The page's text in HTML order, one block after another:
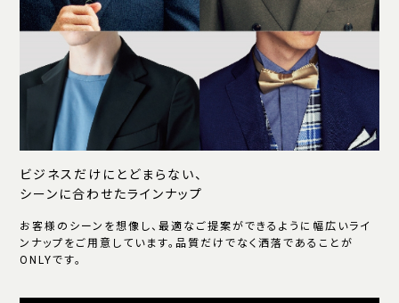
ビジネスだけにとどまらない、
シーンに合わせたラインナップ
お客様のシーンを想像し、最適なご提案ができるように幅広いライ
ンナップをご用意しています。品質だけでなく洒落であることが
ONLYです。